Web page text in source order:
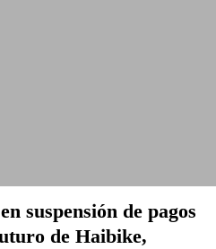
suspensión de pagos
de Haibike,